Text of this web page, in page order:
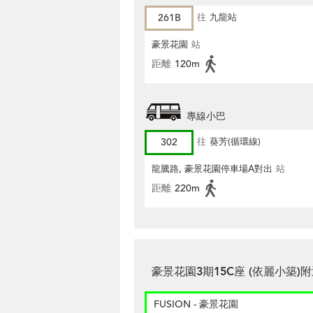
261B 往 九龍站
豪景花園 站
距離 120m
專線小巴
302
往 葵芳(循環線)
龍騰路, 豪景花園停車場A對出 站
距離 220m
豪景花園3期15C座 (依麗小築)
FUSION - 豪景花園